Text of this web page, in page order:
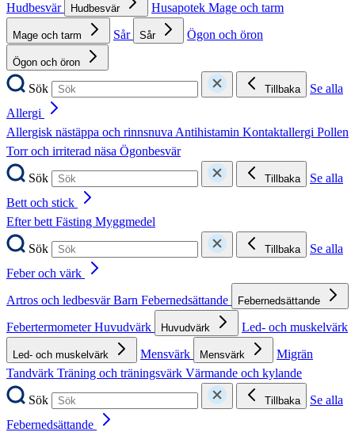
Hudbesvär
Hudbesvär Husapotek Mage och tarm
Mage och tarm Sår Sår Ögon och öron
Ögon och öron
Sök Tillbaka
Se alla
Allergi
Allergisk nästäppa och rinnsnuvaAntihistamin Kontaktallergi Pollen
Torr och irriterad näsa Ögonbesvär
Sök
Tillbaka
Se alla
Bett och stick
Efter bettFästing Myggmedel
Sök
Tillbaka
Se alla
Feber och värk
Artros och ledbesvärBarn Febernedsättande Febernedsättande
FebertermometerHuvudvärk Huvudvärk Led- och muskelvärk
Led- och muskelvärk Mensvärk Mensvärk
Migrän
Tandvärk Träning och träningsvärk Värmande och kylande
Sök
Tillbaka
Se alla
Febernedsättande